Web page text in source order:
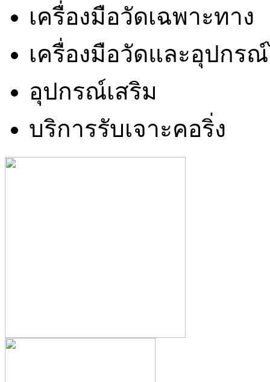
เครื่องมือวัดเฉพาะทาง
เครื่องมือวัดและอุปกร
อุปกรณ์เสริม
บริการรับเจาะคอริ่ง